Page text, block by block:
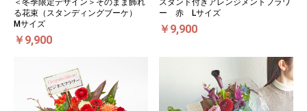
＜冬季限定デザイン＞そのまま飾れ
る花束（スタンディングブーケ）
Mサイズ
￥9,900
スタンド付きアレンジメントフラワ
ー 赤 Lサイズ
￥9,900